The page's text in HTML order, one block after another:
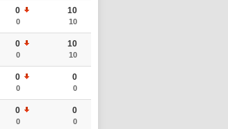
0
0
10
10
0
0
10
10
0
0
0
0
0
0
0
0